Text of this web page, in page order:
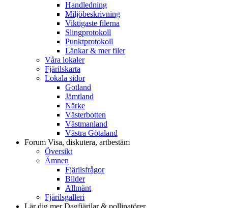
Handledning
Miljöbeskrivning
Viktigaste filerna
Slingprotokoll
Punktprotokoll
Länkar & mer filer
Våra lokaler
Fjärilskarta
Lokala sidor
Gotland
Jämtland
Närke
Västerbotten
Västmanland
Västra Götaland
Forum Visa, diskutera, artbestäm
Översikt
Ämnen
Fjärilsfrågor
Bilder
Allmänt
Fjärilsgalleri
Lär dig merDagfjärilar & pollinatörer